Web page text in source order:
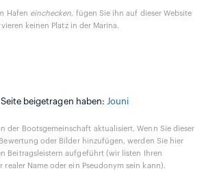
Hafen einchecken, fügen Sie ihn auf dieser Website
keinen Platz in der Marina.
beigetragen haben: Jouni
der Bootsgemeinschaft aktualisiert. Wenn Sie dieser
oder Bilder hinzufügen, werden Sie hier
Beitragsleistern aufgeführt (wir listen Ihren
realer Name oder ein Pseudonym sein kann).